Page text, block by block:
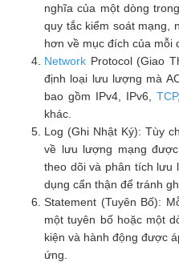
nghĩa của một dòng
quy tắc kiểm soát mạng,
hơn về mục đích của mỗi
Network Protocol (Giao
định loại lưu lượng mà
bao gồm IPv4, IPv6, TCP
khác.
Log (Ghi Nhật Ký): Tùy
về lưu lượng mạng
theo dõi và phân tích lưu
dụng cẩn thận để tránh
Statement (Tuyên Bố):
một tuyên bố hoặc một
kiện và hành động được
ứng.